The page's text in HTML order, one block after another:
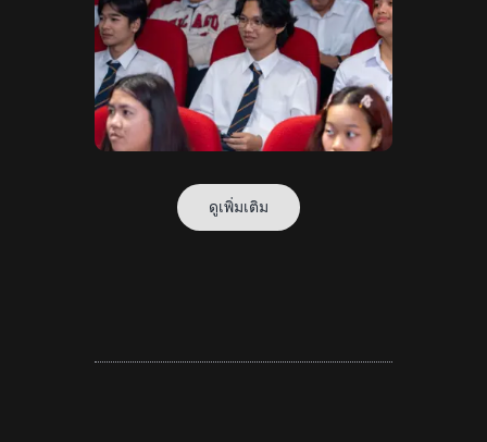
ดูเพิ่มเติม